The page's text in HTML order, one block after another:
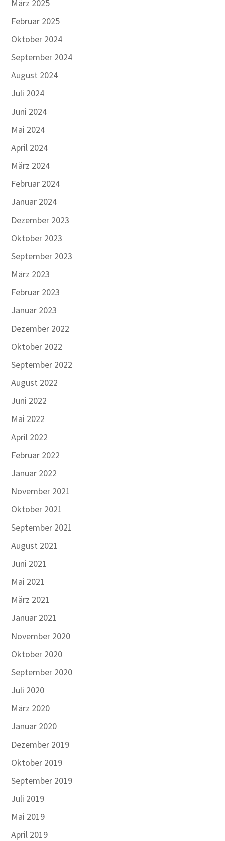
März 2025
Februar 2025
Oktober 2024
September 2024
August 2024
Juli 2024
Juni 2024
Mai 2024
April 2024
März 2024
Februar 2024
Januar 2024
Dezember 2023
Oktober 2023
September 2023
März 2023
Februar 2023
Januar 2023
Dezember 2022
Oktober 2022
September 2022
August 2022
Juni 2022
Mai 2022
April 2022
Februar 2022
Januar 2022
November 2021
Oktober 2021
September 2021
August 2021
Juni 2021
Mai 2021
März 2021
Januar 2021
November 2020
Oktober 2020
September 2020
Juli 2020
März 2020
Januar 2020
Dezember 2019
Oktober 2019
September 2019
Juli 2019
Mai 2019
April 2019